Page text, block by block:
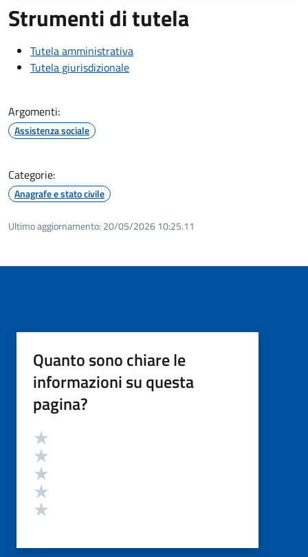
Strumenti di tutela
Tutela amministrativa
Tutela giurisdizionale
Argomenti:
Assistenza sociale
Categorie:
Anagrafe e stato civile
Ultimo aggiornamento: 20/05/2026 10:25.11
Quanto sono chiare le
informazioni su questa
pagina?
Valutazione